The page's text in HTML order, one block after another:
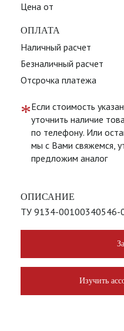
Цена от
ОПЛАТА
Наличный расчет
Безналичный расчет
Отсрочка платежа
*Если стоимость
уточнить наличие
по телефону. Или
мы с Вами свяжемся,
предложим аналог
ОПИСАНИЕ
ТУ 9134-00100340546-
Изучить